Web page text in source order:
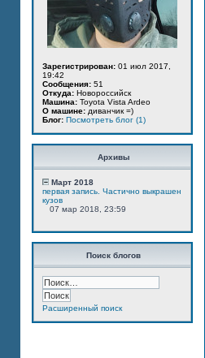
Зарегистрирован: 01 июл 2017,
19:42
Сообщения: 51
Откуда: Новороссийск
Машина: Toyota Vista Ardeo
О машине: диванчик =)
Блог: Посмотреть блог (1)
Архивы
Март 2018
первая запись. Частично выкрашен
кузов
07 мар 2018, 23:59
Поиск блогов
Расширенный поиск